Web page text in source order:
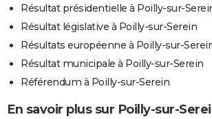
Résultat présidentielle à Poilly-sur-
Résultat législative à Poilly-sur-Serein
Résultats européenne à Poilly-sur-
Résultat municipale à Poilly-sur-Serein
Référendum à Poilly-sur-Serein
En savoir plus sur Poilly-sur-